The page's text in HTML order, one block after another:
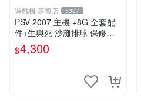
遊戲機 專賣店 5387
PSV 2007 主機 +8G 全套配
件+生與死 沙灘排球 保修一
年 品質有保障
$4,300